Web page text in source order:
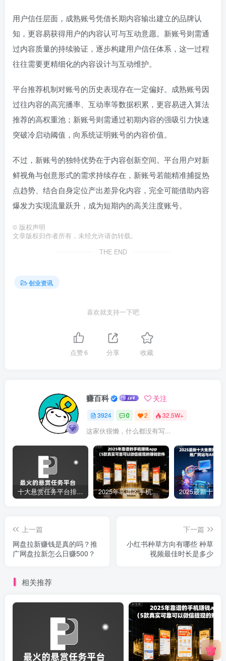
用户信任层面，成熟账号凭借长期内容输出建立的品牌认
知，更容易获得用户的内容认可与互动意愿。新账号则需通
过内容质量的持续验证，逐步构建用户信任体系，这一过程
往往需要更精细化的内容设计与互动维护。
平台推荐机制对账号的历史表现存在一定偏好。成熟账号因
过往内容的高完播率、互动率等数据积累，更容易进入算法
推荐的高权重池；新账号则需通过初期内容的强吸引力快速
突破冷启动阈值，向系统证明账号的内容价值。
不过，新账号的独特优势在于内容创新空间。平台用户对新
鲜视角与创意形式的需求持续存在，新账号若能精准捕捉热
点趋势、结合自身定位产出差异化内容，完全可能借助内容
爆发力实现流量跃升，成为短期内的高关注度账号。
© 版权声明
文章版权归作者所有，未经允许请勿转载。
THE END
创业资讯
喜欢就支持一下吧
点赞6 分享 收藏
赚百科 关注
3924 0 2 32.5W+
这家伙很懒，什么都没有写...
十大悬赏任务平台排行榜（全网最好的悬赏任务平台） 2025年靠谱的手机赚钱app（5款真实可靠可以微信提现的赚钱软件）
上一篇
网盘拉新赚钱是真的吗？推
广网盘拉新怎么日赚500？
下一篇
小红书种草方向有哪些 种草
视频最佳时长是多少
相关推荐